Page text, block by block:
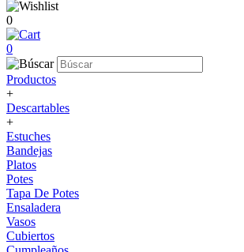
0
0
Productos
+
Descartables
+
Estuches
Bandejas
Platos
Potes
Tapa De Potes
Ensaladera
Vasos
Cubiertos